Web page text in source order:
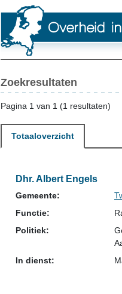
Zoekresultaten
Pagina 1 van 1 (1 resultaten)
Totaaloverzicht
Dhr. Albert Engels
Gemeente:
Functie:
Politiek:
In dienst: